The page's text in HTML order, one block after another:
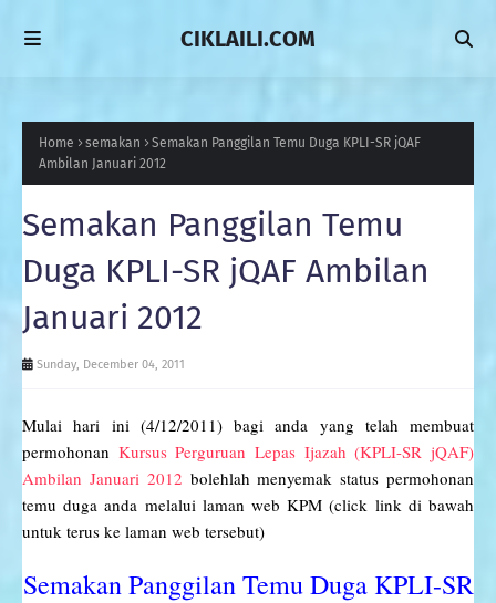
CIKLAILI.COM
Home semakan
Semakan Panggilan Temu Duga KPLI-SR jQAF
Ambilan Januari 2012
Semakan Panggilan Temu
Duga KPLI-SR jQAF Ambilan
Januari 2012
Sunday, December 04, 2011
Mulai hari ini (4/12/2011) bagi anda yang telah membuat
permohonan Kursus Perguruan Lepas Ijazah (KPLI-SR jQAF)
Ambilan Januari 2012 bolehlah menyemak status permohonan
temu duga anda melalui laman web KPM (click link di bawah
untuk terus ke laman web tersebut)
Semakan Panggilan Temu Duga KPLI-SR